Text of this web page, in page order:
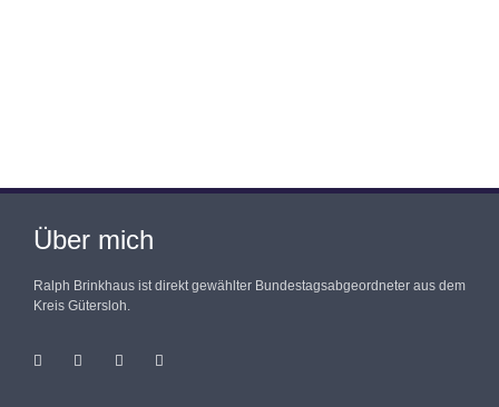
Über mich
Ralph Brinkhaus ist direkt gewählter Bundestagsabgeordneter aus dem
Kreis Gütersloh.